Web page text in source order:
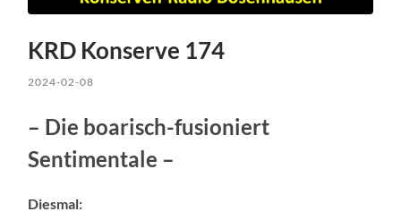
KRD Konserve 174
2024-02-08
– Die boarisch-fusioniert
Sentimentale –
Diesmal: